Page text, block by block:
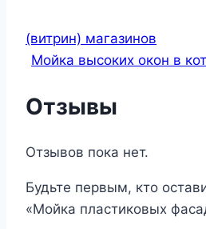
(витрин) магазинов
Мойка высоких окон в
Отзывы
Отзывов пока нет.
Будьте первым, кто
«Мойка пластиковых